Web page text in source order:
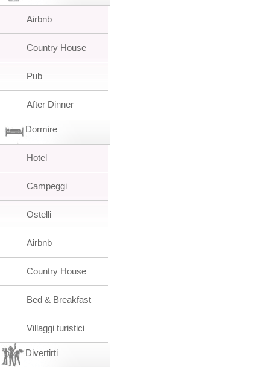
Airbnb
Country House
Pub
After Dinner
Dormire
Hotel
Campeggi
Ostelli
Airbnb
Country House
Bed & Breakfast
Villaggi turistici
Divertirti